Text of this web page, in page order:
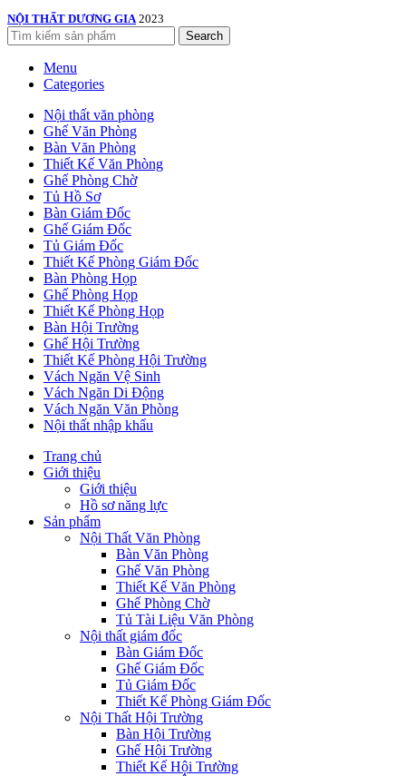
NỘI THẤT DƯƠNG GIA 2023
Search
Menu
Categories
Nội thất văn phòng
Ghế Văn Phòng
Bàn Văn Phòng
Thiết Kế Văn Phòng
Ghế Phòng Chờ
Tủ Hồ Sơ
Bàn Giám Đốc
Ghế Giám Đốc
Tủ Giám Đốc
Thiết Kế Phòng Giám Đốc
Bàn Phòng Họp
Ghế Phòng Họp
Thiết Kế Phòng Họp
Bàn Hội Trường
Ghế Hội Trường
Thiết Kế Phòng Hội Trường
Vách Ngăn Vệ Sinh
Vách Ngăn Di Động
Vách Ngăn Văn Phòng
Nội thất nhập khẩu
Trang chủ
Giới thiệu
Giới thiệu
Hồ sơ năng lực
Sản phẩm
Nội Thất Văn Phòng
Bàn Văn Phòng
Ghế Văn Phòng
Thiết Kế Văn Phòng
Ghế Phòng Chờ
Tủ Tài Liệu Văn Phòng
Nội thất giám đốc
Bàn Giám Đốc
Ghế Giám Đốc
Tủ Giám Đốc
Thiết Kế Phòng Giám Đốc
Nội Thất Hội Trường
Bàn Hội Trường
Ghế Hội Trường
Thiết Kế Hội Trường